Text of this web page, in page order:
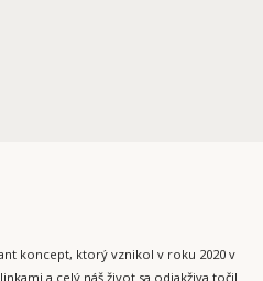
koncept, ktorý vznikol v roku 2020 v
a celý náš život sa odjakživa točil